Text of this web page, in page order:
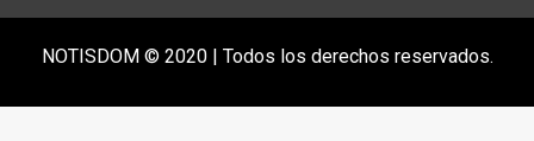
NOTISDOM © 2020 | Todos los derechos reservados.